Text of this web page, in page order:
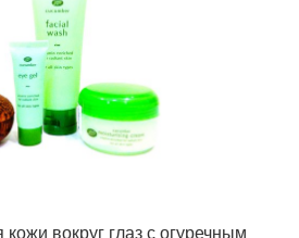
вокруг глаз с огуречным